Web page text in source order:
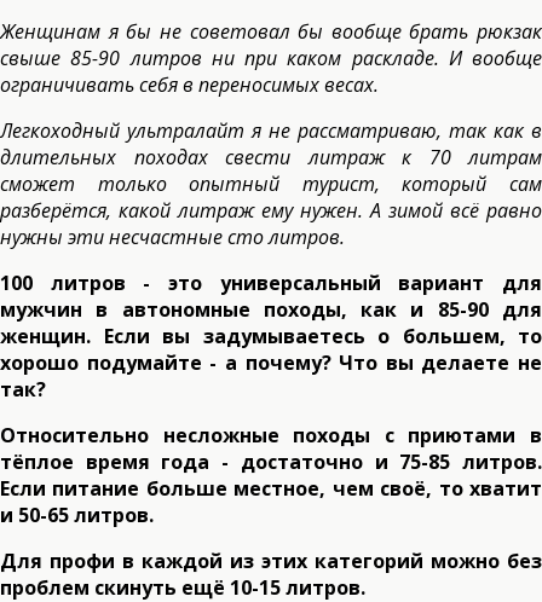
Женщинам я бы не советовал бы вообще брать рюкзак
свыше 85-90 литров ни при каком раскладе. И вообще
ограничивать себя в переносимых весах.
Легкоходный ультралайт я не рассматриваю, так как в
длительных походах свести литраж к 70 литрам
сможет только опытный турист, который сам
разберётся, какой литраж ему нужен. А зимой всё равно
нужны эти несчастные сто литров.
100 литров - это универсальный вариант для
мужчин в автономные походы, как и 85-90 для
женщин. Если вы задумываетесь о большем, то
хорошо подумайте - а почему? Что вы делаете не
так?
Относительно несложные походы с приютами в
тёплое время года - достаточно и 75-85 литров.
Если питание больше местное, чем своё, то хватит
и 50-65 литров.
Для профи в каждой из этих категорий можно без
проблем скинуть ещё 10-15 литров.